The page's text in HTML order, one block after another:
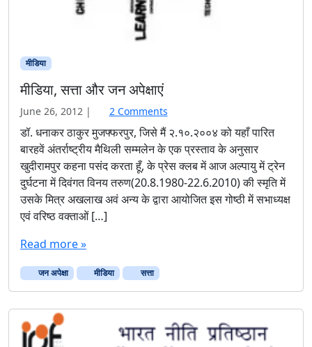
मीडिया
मीडिया, सत्ता और जन अपेक्षाएं
June 26, 2012 | 2 Commentso
मी
डि
या
,
स
एं
डॉ. धनाकर ठाकुर मुजफ्फरपुर, जिसे मैं २.१०.२००४ को यहाँ पारित
बारहवें अंतर्राष्ट्रीय मैथिली सम्मलेन के एक प्रस्ताव के अनुसार
खुदीरामपुर कहना पसंद करता हूँ, के प्रेस क्लब में आज अल्पायु में ट्रेन
दुर्घटना में दिवंगत विनय तरुण(20.8.1980-22.6.2010) की स्मृति में
उसके मित्र अखलाख अवं अन्य के द्वारा आयोजित इस गोष्ठी में सभाध्यक्ष
एवं वरिष्ठ वक्ताओं […]
Read more »
जन अपेक्षा मीडिया सत्ता